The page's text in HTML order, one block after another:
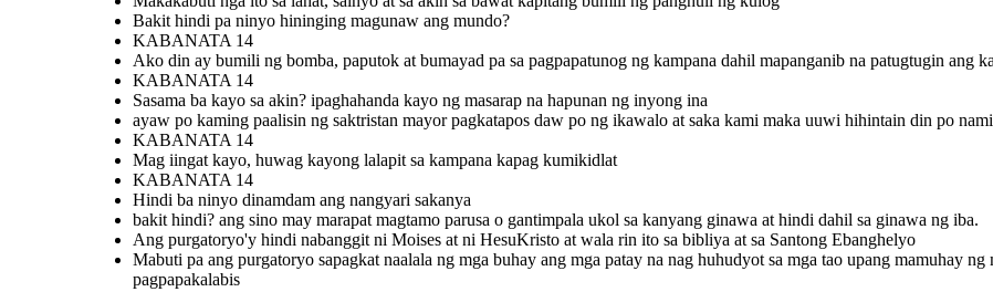
HesuKristo at wala rin
ito sa bibliya at sa
Santong Ebanghelyo
mga tao upang mamuhay ng
mabuti.ang tanging nag papasama
ay ang mga pagpapakalabis
dinamdam ang
bakit hindi? ang sino may marapat
magtamo parusa o gantimpala ukol sa
kanyang ginawa at hindi dahil sa
ginawa ng iba.
Ang purgatoryo'y hindi
nabanggit ni Moises at ni
HesuKristo at wala rin
ito sa bibliya at sa
Santong Ebanghelyo
sapagkat naalala ng mga buhay
ang mga patay na nag huhudyot sa
mabuti.ang tanging nag papasama
Bakit hindi pa ninyo hininging magunaw ang mundo?
KABANATA 14
Ako din ay bumili ng bomba, paputok at bumayad pa sa pagpapatunog ng kampana dahil mapanganib na patugtugin ang
KABANATA 14
Sasama ba kayo sa akin? ipaghahanda kayo ng masarap na hapunan ng inyong ina
ayaw po kaming paalisin ng saktristan mayor pagkatapos daw po ng ikawalo at saka kami maka uuwi hihintain din po
KABANATA 14
Mag iingat kayo, huwag kayong lalapit sa kampana kapag kumikidlat
KABANATA 14
Hindi ba ninyo dinamdam ang nangyari sakanya
bakit hindi? ang sino may marapat magtamo parusa o gantimpala ukol sa kanyang ginawa at hindi dahil sa ginawa ng iba.
Ang purgatoryo'y hindi nabanggit ni Moises at ni HesuKristo at wala rin ito sa bibliya at sa Santong Ebanghelyo
Mabuti pa ang purgatoryo sapagkat naalala ng mga buhay ang mga patay na nag huhudyot sa mga tao upang mamuhay ng
pagpapakalabis